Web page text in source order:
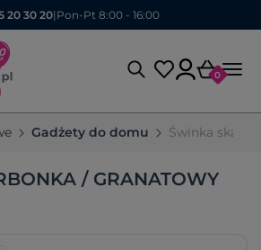
20 30 20| Pon-Pt 8:00 - 16:00
0
Gadżety do domu Świnka
/ GRANATOWY